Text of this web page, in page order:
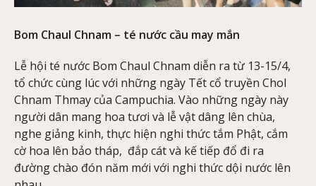
Bom Chaul Chnam – té nước cầu may mắn
Lễ hội té nước Bom Chaul Chnam diễn ra từ 13-15/4,
tổ chức cùng lúc với những ngày Tết cổ truyền Chol
Chnam Thmay của Campuchia. Vào những ngày này
người dân mang hoa tươi và lễ vật dâng lên chùa,
nghe giảng kinh, thực hiện nghi thức tắm Phật, cắm
cờ hoa lên bảo tháp, đắp cát và kế tiếp đổ đi ra
đường chào đón năm mới với nghi thức dội nước lên